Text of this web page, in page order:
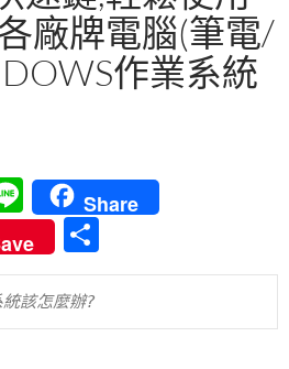
廠牌電腦(筆電/
作業系統
Li
n
e
Share
享
統該怎麼辦?